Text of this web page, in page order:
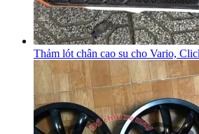
Thảm lót chân cao su cho Vario,